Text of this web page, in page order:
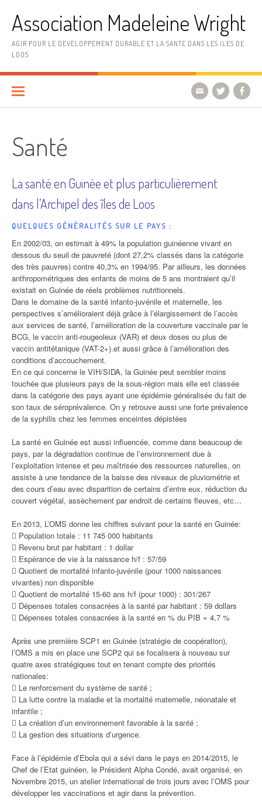
contenuAssociation Madeleine Wright
AGIR POUR LE DEVELOPPEMENT DURABLE ET LA SANTE DANS LES ILES DE
LOOS
Santé
La santé en Guinée et plus particulièrement
dans l’Archipel des îles de Loos
QUELQUES GÉNÉRALITÉS SUR LE PAYS :
En 2002/03, on estimait à 49% la population guinéenne vivant en
dessous du seuil de pauvreté (dont 27,2% classés dans la catégorie
des très pauvres) contre 40,3% en 1994/95. Par ailleurs, les données
anthropométriques des enfants de moins de 5 ans montraient qu’il
existait en Guinée de réels problèmes nutritionnels.
Dans le domaine de la santé infanto-juvénile et maternelle, les
perspectives s’amélioraient déjà grâce à l’élargissement de l’accès
aux services de santé, l’amélioration de la couverture vaccinale par le
BCG, le vaccin anti-rougeoleux (VAR) et deux doses ou plus de
vaccin antitétanique (VAT-2+).et aussi grâce à l’amélioration des
conditions d’accouchement.
En ce qui concerne le VIH/SIDA, la Guinée peut sembler moins
touchée que plusieurs pays de la sous-région mais elle est classée
dans la catégorie des pays ayant une épidémie généralisée du fait de
son taux de séroprévalence. On y retrouve aussi une forte prévalence
de la syphilis chez les femmes enceintes dépistées
La santé en Guinée est aussi influencée, comme dans beaucoup de
pays, par la dégradation continue de l’environnement due à
l’exploitation intense et peu maîtrisée des ressources naturelles, on
assiste à une tendance de la baisse des niveaux de pluviométrie et
des cours d’eau avec disparition de certains d’entre eux, réduction du
couvert végétal, assèchement par endroit de certains fleuves, etc…
En 2013, L’OMS donne les chiffres suivant pour la santé en Guinée:
 Population totale : 11 745 000 habitants
 Revenu brut par habitant : 1 dollar
 Espérance de vie à la naissance h/f : 57/59
 Quotient de mortalité infanto-juvénile (pour 1000 naissances
vivantes) non disponible
 Quotient de mortalité 15-60 ans h/f (pour 1000) : 301/267
 Dépenses totales consacrées à la santé par habitant : 59 dollars
 Dépenses totales consacrées à la santé en % du PIB = 4,7 %
Après une première SCP1 en Guinée (stratégie de coopération),
l’OMS a mis en place une SCP2 qui se focalisera à nouveau sur
quatre axes stratégiques tout en tenant compte des priorités
nationales:
 Le renforcement du système de santé ;
 La lutte contre la maladie et la mortalité maternelle, néonatale et
infantile ;
 La création d’un environnement favorable à la santé ;
 La gestion des situations d’urgence.
Face à l’épidémie d’Ebola qui a sévi dans le pays en 2014/2015, le
Chef de l’Etat guinéen, le Président Alpha Condé, avait organisé, en
Novembre 2015, un atelier international de trois jours avec l’OMS pour
développer les vaccinations et agir dans la prévention.